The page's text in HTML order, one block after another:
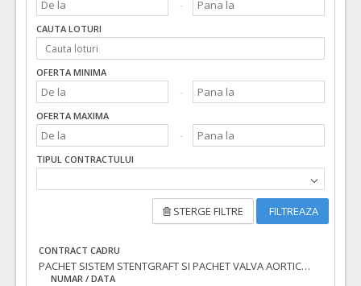
CAUTA LOTURI
OFERTA MINIMA
OFERTA MAXIMA
TIPUL CONTRACTULUI
STERGE FILTRE FILTREAZA
CONTRACT CADRU
PACHET SISTEM STENTGRAFT SI PACHET VALVA AORTICA TRANSCATETER
NUMAR / DATA